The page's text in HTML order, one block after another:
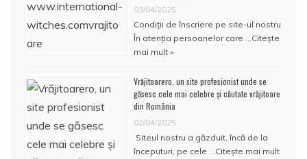
03/04/2025
Condiţii de înscriere pe site-ul nostru
În atenţia persoanelor care …Citește
mai mult »
Vrăjitoarero, un site profesionist unde se
găsesc cele mai celebre și căutate vrăjitoare
din România
02/04/2025
Siteul nostru a găzduit, încă de la
începuturi, pe cele …Citește mai mult